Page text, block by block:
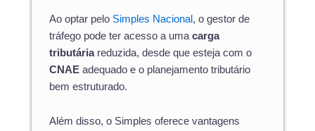
Ao optar pelo Simples Nacional , o gestor de
tráfego pode ter acesso a uma carga
tributáriareduzida, desde que esteja com o
CNAE adequado e o planejamento tributário
bem estruturado.
Além disso, o Simples oferece vantagens